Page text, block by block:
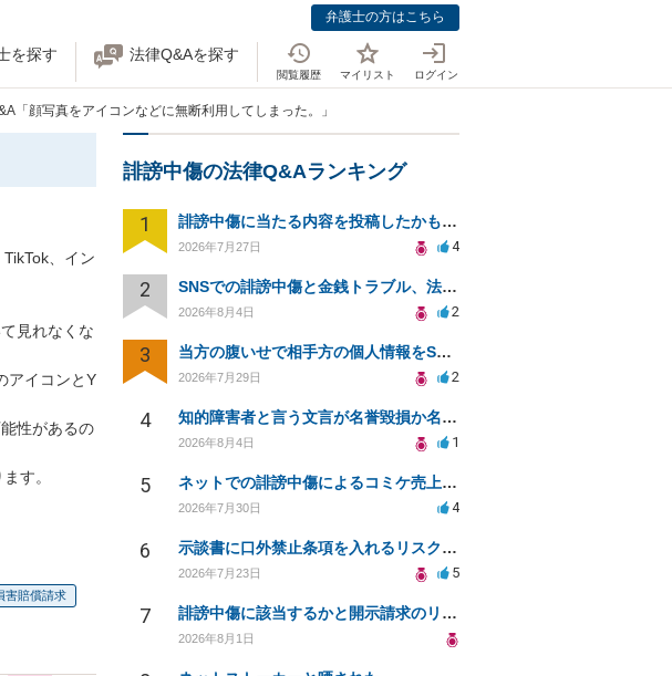
弁護士の方はこちら
を探す 法律Q&Aを探す
閲覧履歴 マイリスト ログイン
「顔写真をアイコンなどに無断利用してしまった。」
、イン
見れなくな
アイコンとY
性があるの
す。
害賠償請求
誹謗中傷の法律Q&Aランキング
1 誹謗中傷に当たる内容を投稿したかもしれない。開示請求や民事刑事裁判に発展しうるのか教えて欲しい。
2026年7月27日 4
2 SNSでの誹謗中傷と金銭トラブル、法的対応の相談
2026年8月4日 2
3 当方の腹いせで相手方の個人情報をSNSで晒してしまい名誉毀損させてしまったかもしれない
2026年7月29日 2
4 知的障害者と言う文言が名誉毀損か名誉感情の侵害になるか教えてほしい。
2026年8月4日 1
5 ネットでの誹謗中傷によるコミケ売上減少、損害賠償は可能か？
2026年7月30日 4
6 示談書に口外禁止条項を入れるリスクはありますか？
2026年7月23日 5
7 誹謗中傷に該当するかと開示請求のリスクを知りたい
2026年8月1日